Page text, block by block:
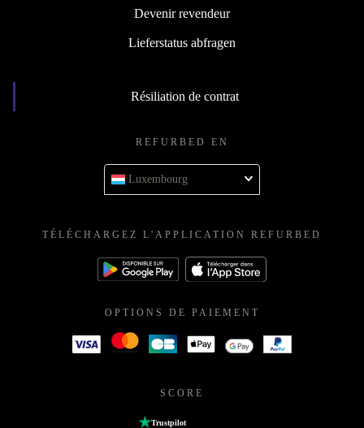
Devenir revendeur
Lieferstatus abfragen
Résiliation de contrat
REFURBED EN
Luxembourg
TÉLÉCHARGEZ L'APPLICATION REFURBED
OPTIONS DE PAIEMENT
SCORE
Trustpilot